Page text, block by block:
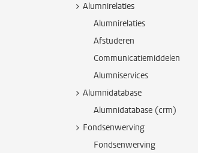
Alumnirelaties
Alumnirelaties
Afstuderen
Communicatiemiddelen
Alumniservices
Alumnidatabase
Alumnidatabase (crm)
Fondsenwerving
Fondsenwerving